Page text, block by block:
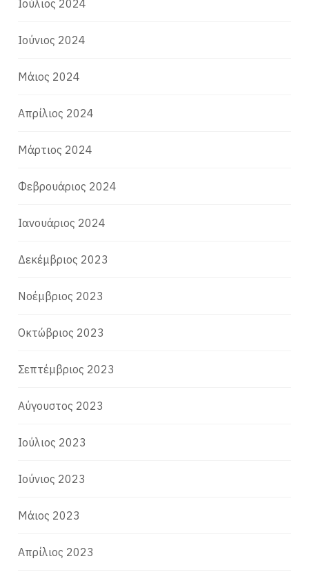
Ιούλιος 2024
Ιούνιος 2024
Μάιος 2024
Απρίλιος 2024
Μάρτιος 2024
Φεβρουάριος 2024
Ιανουάριος 2024
Δεκέμβριος 2023
Νοέμβριος 2023
Οκτώβριος 2023
Σεπτέμβριος 2023
Αύγουστος 2023
Ιούλιος 2023
Ιούνιος 2023
Μάιος 2023
Απρίλιος 2023